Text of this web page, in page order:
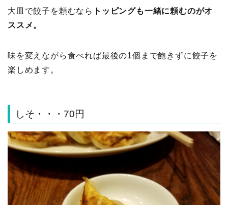
大皿で餃子を頼むなら トッピングも一緒に頼むのがオ
ススメ。
味を変えながら食べれば最後の1個まで飽きずに餃子を
楽しめます。
しそ・・・70円